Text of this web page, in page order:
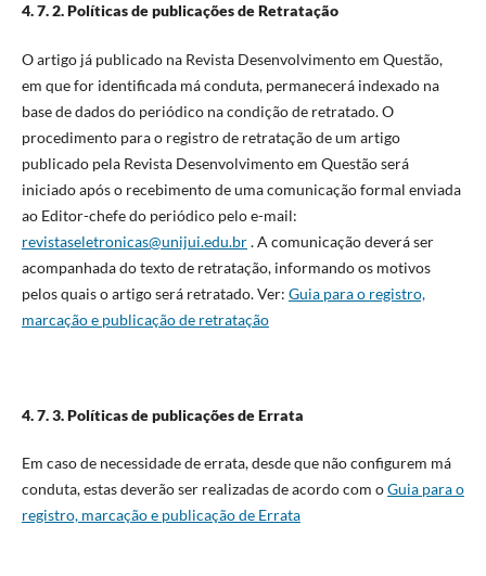
4. 7. 2. Políticas de publicações de Retratação
O artigo já publicado na Revista Desenvolvimento em Questão,
em que for identificada má conduta, permanecerá indexado na
base de dados do periódico na condição de retratado. O
procedimento para o registro de retratação de um artigo
publicado pela Revista Desenvolvimento em Questão será
iniciado após o recebimento de uma comunicação formal enviada
ao Editor-chefe do periódico pelo e-mail:
revistaseletronicas@unijui.edu.br. A comunicação deverá ser
acompanhada do texto de retratação, informando os motivos
pelos quais o artigo será retratado. Ver: Guia para o registro,
marcação e publicação de retratação
4. 7. 3. Políticas de publicações de Errata
Em caso de necessidade de errata, desde que não configurem má
conduta, estas deverão ser realizadas de acordo com oGuia para o
registro, marcação e publicação de Errata